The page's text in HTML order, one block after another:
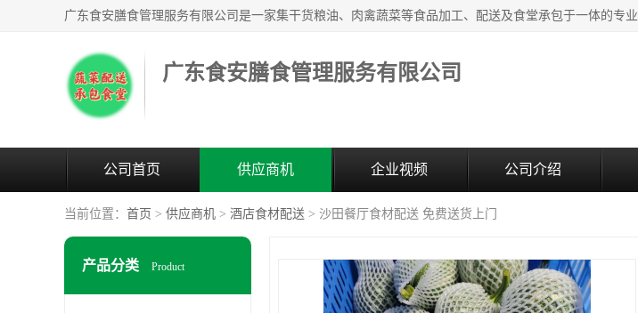
广东食安膳食管理服务有限公司
公司首页 供应商机 企业视频 公司介绍
当前位置： 首页 > 供应商机 > 酒店食材配送 > 沙田餐厅食材配送 免费送货上门
产品分类 Product